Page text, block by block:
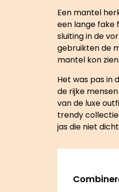
Een mantel
een lange fake
sluiting in de
gebruikten de
mantel kon zien.
Het was pas in
de rijke
van de luxe
trendy
jas die niet